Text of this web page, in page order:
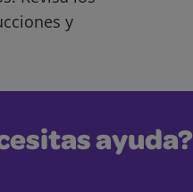
y
ayuda?